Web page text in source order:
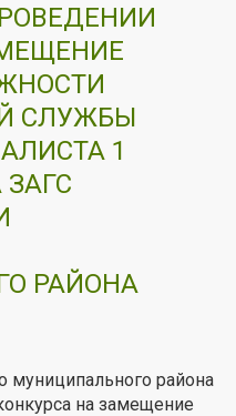
СЛУЖБЫ
1
РАЙОНА
муниципального района
на замещение